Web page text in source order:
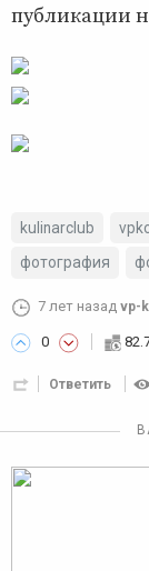
публикации
kulinarclub
фотография
7 лет назад vp-
0
Ответить